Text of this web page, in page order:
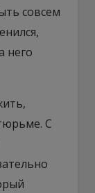
совсем
него
С